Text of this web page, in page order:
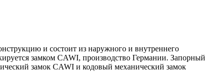
и состоит из наружного и внутреннего
замком CAWI, производство Германии. Запорный
замок CAWI и кодовый механический замок